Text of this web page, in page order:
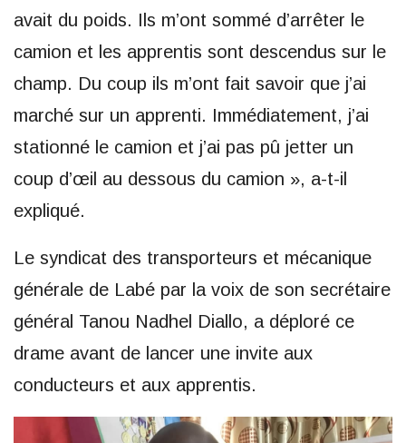
avait du poids. Ils m’ont sommé d’arrêter le
camion et les apprentis sont descendus sur le
champ. Du coup ils m’ont fait savoir que j’ai
marché sur un apprenti. Immédiatement, j’ai
stationné le camion et j’ai pas pû jetter un
coup d’œil au dessous du camion », a-t-il
expliqué.
Le syndicat des transporteurs et mécanique
générale de Labé par la voix de son secrétaire
général Tanou Nadhel Diallo, a déploré ce
drame avant de lancer une invite aux
conducteurs et aux apprentis.